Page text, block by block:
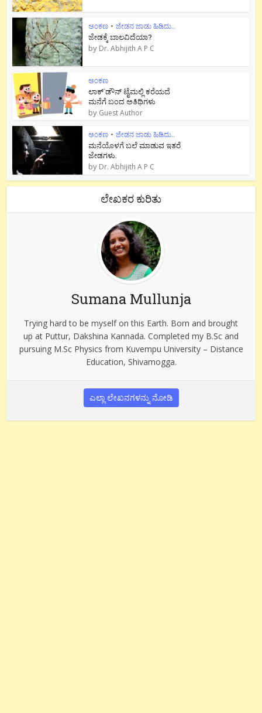
ಅಂಕಣ • ಜೇಡನ ಜಾಡು ಹಿಡಿದು..
ಜೇಡಕ್ಕೆ ಬಾಲವಿದೆಯಾ?
by Dr. Abhijith A P C
ಅಂಕಣ
ಲಾಕ್`ಡೌನ್ ಟೈಮಲ್ಲಿ ಕರೆಯದೆ
ಮನೆಗೆ ಬಂದ ಅತಿಥಿಗಳು
by Guest Author
ಅಂಕಣ • ಜೇಡನ ಜಾಡು ಹಿಡಿದು..
ಮನೆಯೊಳಗೆ ಬಲೆ ಮಾಡುವ ಇತರೆ
ಜೇಡಗಳು.
by Dr. Abhijith A P C
ಲೇಖಕರ ಕುರಿತು
Sumana Mullunja
Trying hard to be myself on this Earth. Born and brought
up at Puttur, Dakshina Kannada. Completed my B.Sc and
pursuing M.Sc Physics from Kuvempu University – Distance
Education, Shivamogga.
ಎಲ್ಲಾ ಲೇಖನಗಳನ್ನು ನೋಡಿ